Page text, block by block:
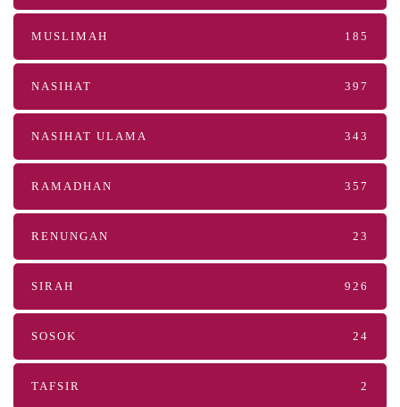
MUSLIMAH 185
NASIHAT 397
NASIHAT ULAMA 343
RAMADHAN 357
RENUNGAN 23
SIRAH 926
SOSOK 24
TAFSIR 2